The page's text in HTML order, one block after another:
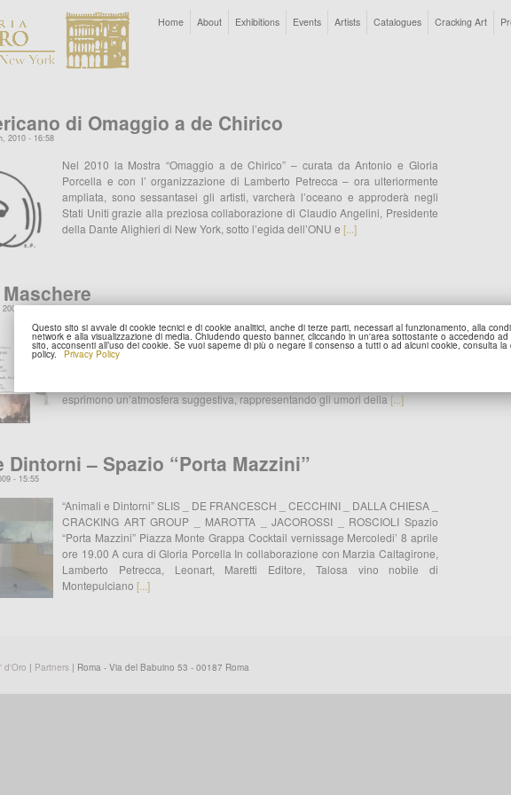
Home About Exhibitions Events Artists Catalogues Cracking Art
di Omaggio a de Chirico
2010 - 16:58
Nel 2010 la Mostra “Omaggio a de Chirico” – curata da Antonio e Gloria
Porcella e con l’ organizzazione di Lamberto Petrecca – ora ulteriormente
ampliata, sono sessantasei gli artisti, varcherà l’oceano e approderà negli
Stati Uniti grazie alla preziosa collaborazione di Claudio Angelini, Presidente
della Dante Alighieri di New York, sotto l’egida dell’ONU e [...]
2009 - 15:18
Dal 24 Giugno 2009, la Galleria Cà d’Oro, mette in mostra le opere di
Antonella Amato, PG Slis e Manuel De Francesch, in occasione della mostra
esprimono un’atmosfera suggestiva, rappresentando gli umori della[...]
Dintorni – Spazio “Porta Mazzini”
- 15:55
“Animali e Dintorni” SLIS _ DE FRANCESCH _ CECCHINI _ DALLA CHIESA _
CRACKING ART GROUP _ MAROTTA _ JACOROSSI _ ROSCIOLI Spazio
“Porta Mazzini” Piazza Monte Grappa Cocktail vernissage Mercoledi’ 8 aprile
ore 19.00 A cura di Gloria Porcella In collaborazione con Marzia Caltagirone,
Lamberto Petrecca, Leonart, Maretti Editore, Talosa vino nobile di
Montepulciano [...]
d'Oro | Partners | Roma - Via del Babuino 53 - 00187 Roma
Questo sito si avvale di cookie tecnici e di cookie analitici, anche di terze parti, necessari al funzionamento, alla
network e alla visualizzazione di media. Chiudendo questo banner, cliccando in un'area sottostante o accedendo
sito, acconsenti all’uso dei cookie. Se vuoi saperne di più o negare il consenso a tutti o ad alcuni cookie, consulta la
policy.
Privacy Policy